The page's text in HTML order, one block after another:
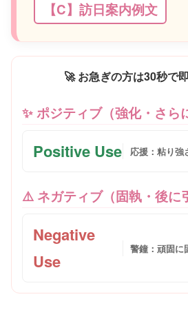
【C】訪日案内例文
🚀 お急ぎの方は30秒で
✨ ポジティブ（強化・さら
Positive Use 応援：粘り強
⚠️ ネガティブ（固執・後に
Negative
Use
警鐘：頑固に